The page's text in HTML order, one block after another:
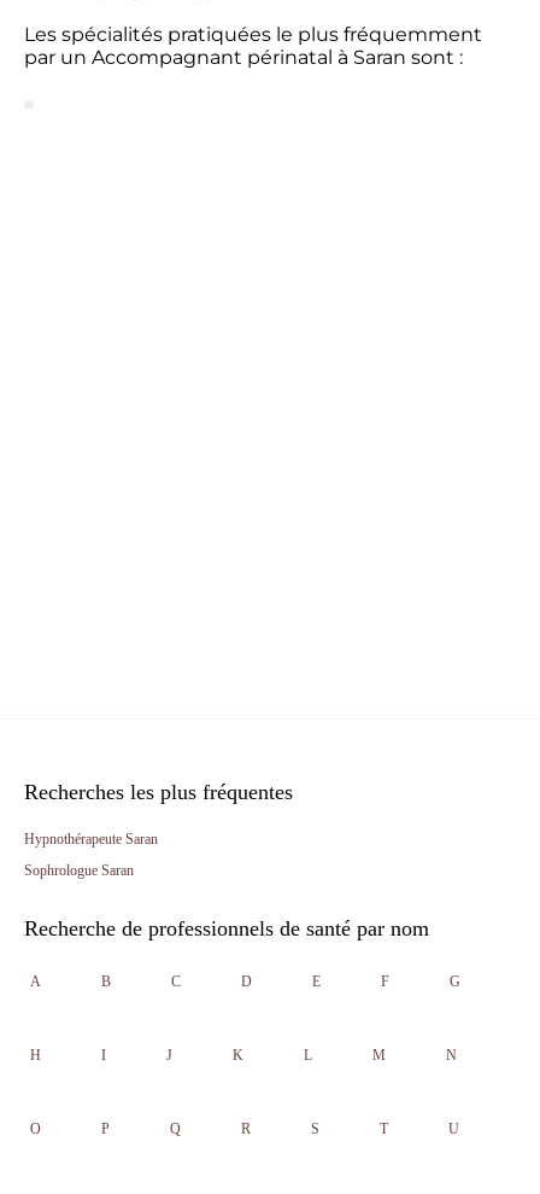
Les spécialités pratiquées le plus fréquemment
par un Accompagnant périnatal à Saran sont :
Recherches les plus fréquentes
Hypnothérapeute Saran
Sophrologue Saran
Recherche de professionnels de santé par nom
A B C D E F G
H I J K L M N
O P Q R S T U